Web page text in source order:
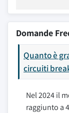
Domande
Quanto è
circuiti
Nel 2024 il
raggiunto a